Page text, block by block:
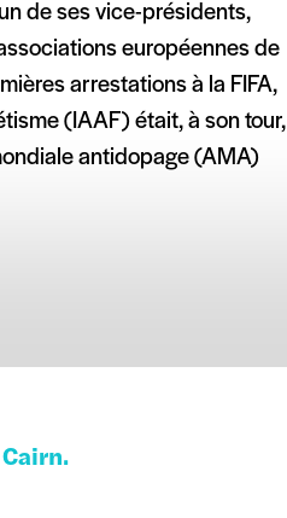
de ses vice-présidents,
européennes de
arrestations à la FIFA,
(IAAF) était, à son tour,
antidopage (AMA)